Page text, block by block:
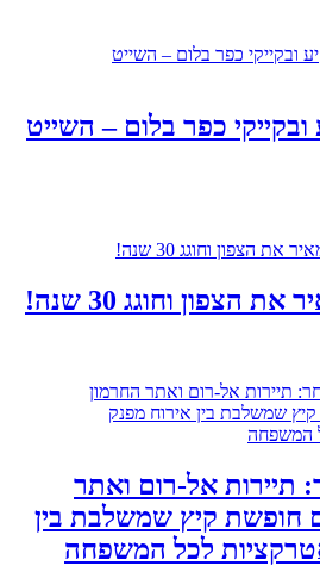
ובקייקי כפר בלום – השייט
הצפון וחוגג 30 שנה!
תיירות אל-רום ואתר
חופשת קיץ שמשלבת בין
לכל המשפחה